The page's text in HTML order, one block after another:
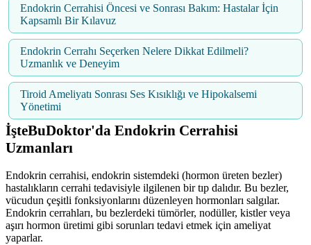
Endokrin Cerrahisi Öncesi ve Sonrası Bakım: Hastalar İçin
Kapsamlı Bir Kılavuz
Endokrin Cerrahı Seçerken Nelere Dikkat Edilmeli?
Uzmanlık ve Deneyim
Tiroid Ameliyatı Sonrası Ses Kısıklığı ve Hipokalsemi
Yönetimi
İşteBuDoktor'da Endokrin Cerrahisi
Uzmanları
Endokrin cerrahisi, endokrin sistemdeki (hormon üreten bezler)
hastalıkların cerrahi tedavisiyle ilgilenen bir tıp dalıdır. Bu bezler,
vücudun çeşitli fonksiyonlarını düzenleyen hormonları salgılar.
Endokrin cerrahları, bu bezlerdeki tümörler, nodüller, kistler veya
aşırı hormon üretimi gibi sorunları tedavi etmek için ameliyat
yaparlar.